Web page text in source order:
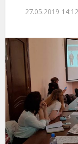
27.05.2019 14:12